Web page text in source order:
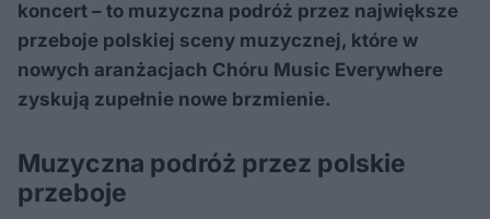
koncert – to muzyczna podróż przez największe
przeboje polskiej sceny muzycznej, które w
nowych aranżacjach Chóru Music Everywhere
zyskują zupełnie nowe brzmienie.
Muzyczna podróż przez polskie
przeboje